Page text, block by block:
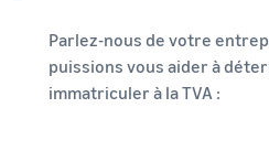
Parlez-nous de votre
puissions vous aider à
immatriculer à la TVA :